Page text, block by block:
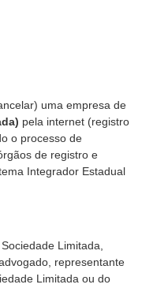
uma empresa de
pela internet (registro
o processo de
de registro e
Integrador Estadual
Limitada,
representante
Limitada ou do